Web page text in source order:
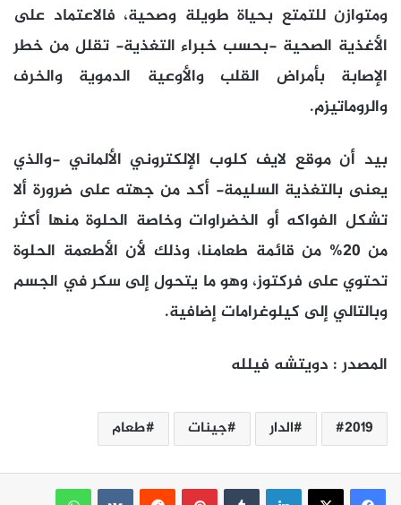
ومتوازن للتمتع بحياة طويلة وصحية، فالاعتماد على
الأغذية الصحية -بحسب خبراء التغذية- تقلل من خطر
الإصابة بأمراض القلب والأوعية الدموية والخرف
والروماتيزم.
بيد أن موقع لايف كلوب الإلكتروني الألماني -والذي
يعنى بالتغذية السليمة- أكد من جهته على ضرورة ألا
تشكل الفواكه أو الخضراوات وخاصة الحلوة منها أكثر
من 20% من قائمة طعامنا، وذلك لأن الأطعمة الحلوة
تحتوي على فركتوز، وهو ما يتحول إلى سكر في الجسم
وبالتالي إلى كيلوغرامات إضافية.
المصدر : دويتشه فيلله
2019 الدار جينات طعام
لينكدإن بينتيريست واتساب